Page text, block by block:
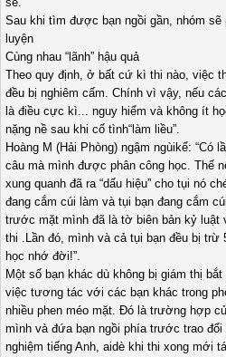
Sau khi tìm được bạn ngồi gần, nhóm sẽ
luyện
Cùng nhau “lãnh” hậu quả
Theo quy định, ở bất cứ kì thi nào, việc
đều bị nghiêm cấm. Chính vì vậy, nếu
là điều cực kì... nguy hiểm và không ít
nặng nề sau khi cố tình“làm liều”.
Hoàng M (Hải Phòng) ngậm ngùikể: “Có
câu mà mình được phân công học. Thế
xung quanh đã ra “dấu hiệu” cho tụi nó
đang cắm cúi làm và tụi bạn đang cắm
trước mặt mình đã là tờ biên bản kỷ luật
thi .Lần đó, mình và cả tụi bạn đều bị trừ
học nhớ đời!”.
Một số bạn khác dù không bị giám thị
việc tương tác với các bạn khác trong
nhiều phen méo mặt. Đó là trường hợp
mình và đứa bạn ngồi phía trước trao
nghiệm tiếng Anh, aidè khi thi xong mới